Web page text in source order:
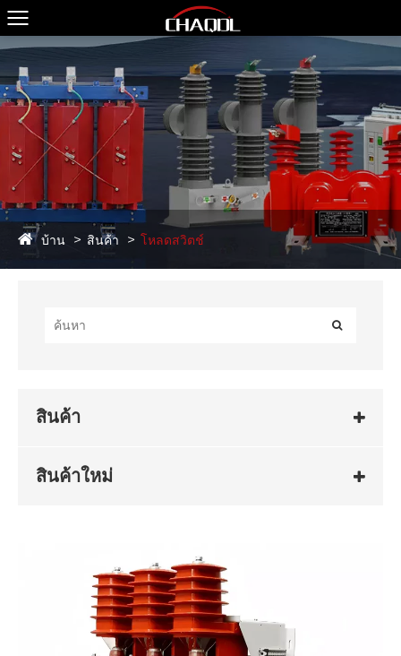
บ้าน สินค้า โหลดสวิตช์
สินค้า
สินค้าใหม่